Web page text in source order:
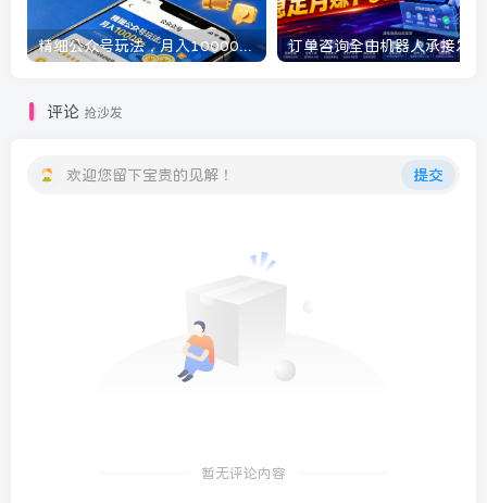
精细公众号玩法，月入10000+，实操指南，快速变现
评论 抢沙发
欢迎您留下宝贵的见解！ 提交
暂无评论内容